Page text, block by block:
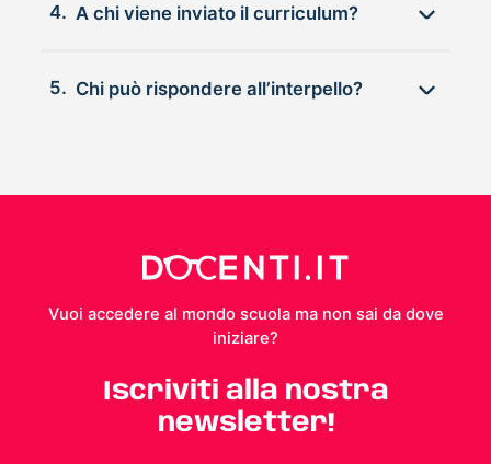
4. A chi viene inviato il curriculum?
5. Chi può rispondere all’interpello?
Vuoi accedere al mondo scuola ma non sai da dove
iniziare?
Iscriviti alla nostra
newsletter!